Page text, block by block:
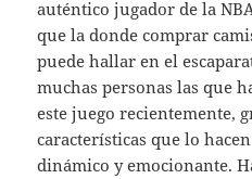
auténtico jugador de la
que la donde comprar
puede hallar en el
muchas personas las que
este juego recientemente,
características que lo
dinámico y emocionante.